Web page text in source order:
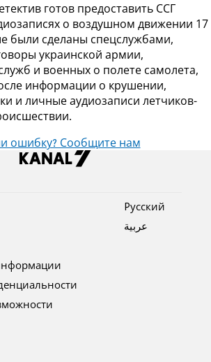
готов предоставить ССГ
о воздушном движении 17
были сделаны спецслужбами,
украинской армии,
и военных о полете самолета,
информации о крушении,
и личные аудиозаписи летчиков-
ошибку? Сообщите нам
Pусский
عربية